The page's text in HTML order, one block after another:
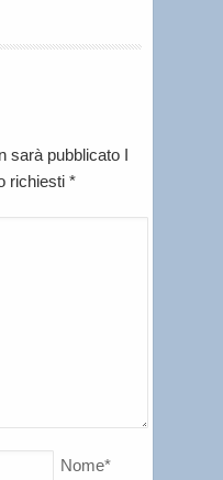
sarà pubblicato I
richiesti *
Nome*